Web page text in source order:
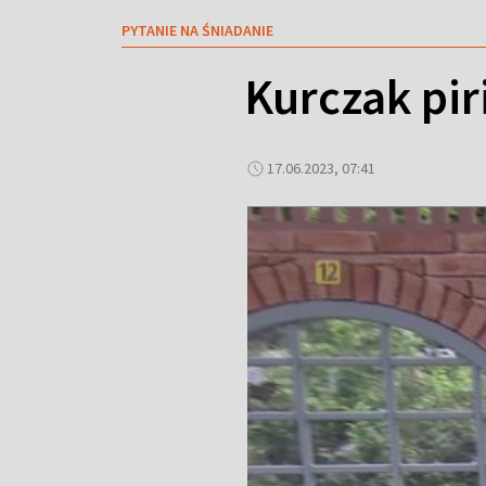
PYTANIE NA ŚNIADANIE
Kurczak
17.06.2023, 07:41